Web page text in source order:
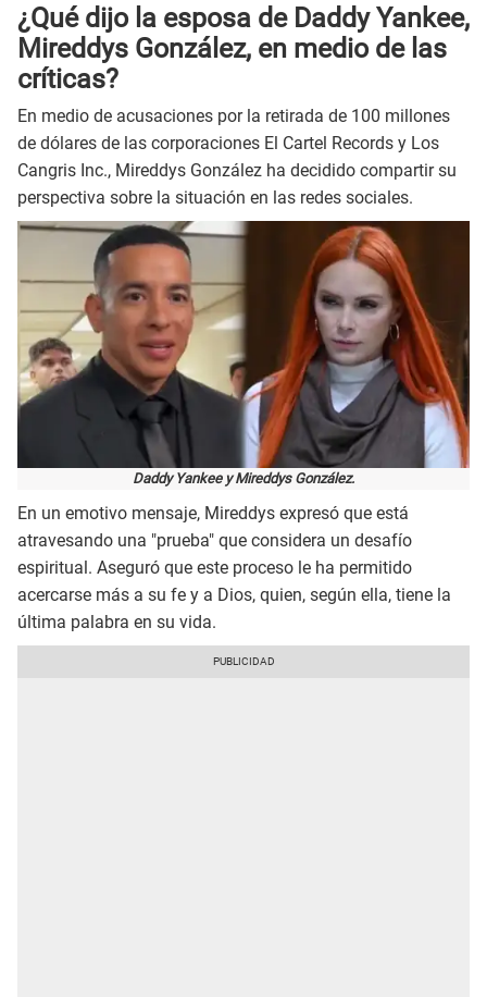
¿Qué dijo la esposa de Daddy Yankee,
Mireddys González, en medio de las
críticas?
En medio de acusaciones por la retirada de 100 millones
de dólares de las corporaciones El Cartel Records y Los
Cangris Inc., Mireddys González ha decidido compartir su
perspectiva sobre la situación en las redes sociales.
Daddy Yankee y Mireddys González.
En un emotivo mensaje, Mireddys expresó que está
atravesando una "prueba" que considera un desafío
espiritual. Aseguró que este proceso le ha permitido
acercarse más a su fe y a Dios, quien, según ella, tiene la
última palabra en su vida.